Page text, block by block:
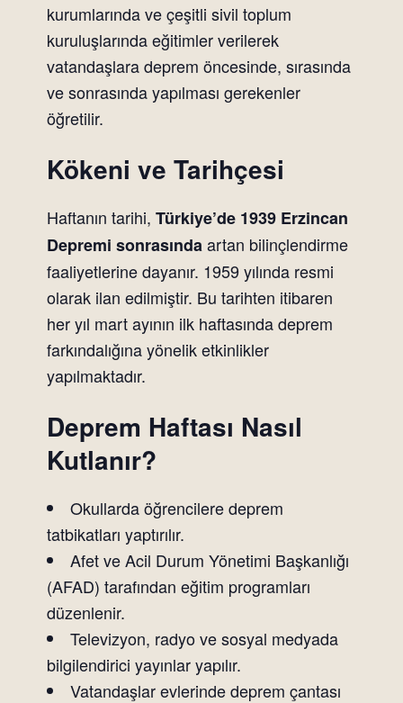
kurumlarında ve çeşitli sivil toplum
kuruluşlarında eğitimler verilerek
vatandaşlara deprem öncesinde, sırasında
ve sonrasında yapılması gerekenler
öğretilir.
Kökeni ve Tarihçesi
Haftanın tarihi, Türkiye’de 1939 Erzincan
Depremi sonrasındaartan bilinçlendirme
faaliyetlerine dayanır. 1959 yılında resmi
olarak ilan edilmiştir. Bu tarihten itibaren
her yıl mart ayının ilk haftasında deprem
farkındalığına yönelik etkinlikler
yapılmaktadır.
Deprem Haftası Nasıl
Kutlanır?
Okullarda öğrencilere deprem
tatbikatları yaptırılır.
Afet ve Acil Durum Yönetimi Başkanlığı
(AFAD) tarafından eğitim programları
düzenlenir.
Televizyon, radyo ve sosyal medyada
bilgilendirici yayınlar yapılır.
Vatandaşlar evlerinde deprem çantası